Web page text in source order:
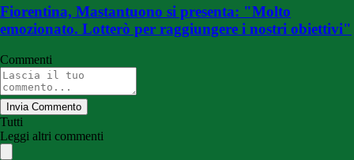
Fiorentina, Mastantuono si presenta: "Molto
emozionato. Lotterò per raggiungere i nostri obiettivi"
Commenti
Invia Commento
Tutti
Leggi altri commenti